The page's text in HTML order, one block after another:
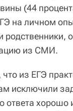
(44
на личном
родственники,
из СМИ.
из ЕГЭ
исключили
ответа хорошо